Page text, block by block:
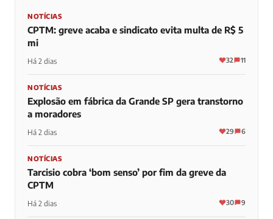
NOTÍCIAS
CPTM: greve acaba e sindicato evita multa de R$ 5
mi
Há 2 dias 32 11
NOTÍCIAS
Explosão em fábrica da Grande SP gera transtorno
a moradores
Há 2 dias 29 6
NOTÍCIAS
Tarcisio cobra ‘bom senso’ por fim da greve da
CPTM
Há 2 dias 30 9